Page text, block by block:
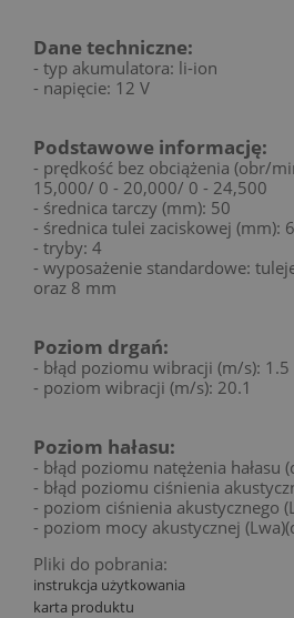
Dane techniczne:
- typ akumulatora: li-ion
- napięcie: 12 V
Podstawowe informację:
- prędkość bez obciążenia (obr/
15,000/ 0 - 20,000/ 0 - 24,500
- średnica tarczy (mm): 50
- średnica tulei zaciskowej (mm):
- tryby: 4
- wyposażenie standardowe:
oraz 8 mm
Poziom drgań:
- błąd poziomu wibracji (m/s): 1.5
- poziom wibracji (m/s): 20.1
Poziom hałasu:
- błąd poziomu natężenia hałasu
- błąd poziomu ciśnienia
- poziom ciśnienia akustycznego
- poziom mocy akustycznej
Pliki do pobrania:
instrukcja użytkowania
karta produktu